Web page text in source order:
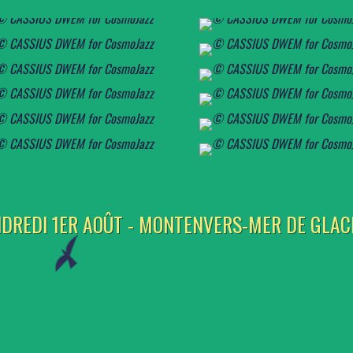
1ER AOÛT - MONTENVERS-MER DE